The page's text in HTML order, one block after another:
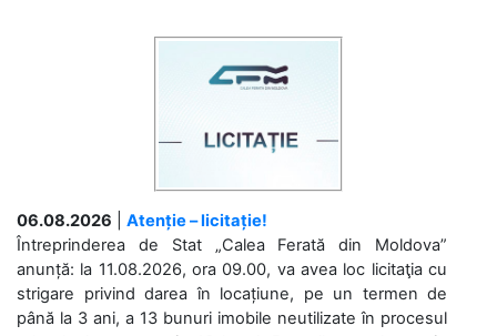
06.08.2026
Atenție – licitație!
Întreprinderea de Stat „Calea Ferată din Moldova”
anunță: la 11.08.2026, ora 09.00, va avea loc licitaţia cu
strigare privind darea în locațiune, pe un termen de
până la 3 ani, a 13 bunuri imobile neutilizate în procesul